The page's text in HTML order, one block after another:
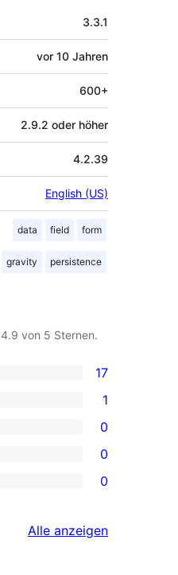
3.3.1
vor 10 Jahren
600+
2.9.2 oder höher
4.2.39
English (US)
data field form
gravity persistence
4.9 von 5 Sternen.
17
1
0
0
0
Alle Rezensionen
anzeigen